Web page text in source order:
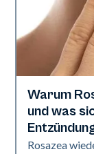
Gesundheit
Warum
und was
Rosazea